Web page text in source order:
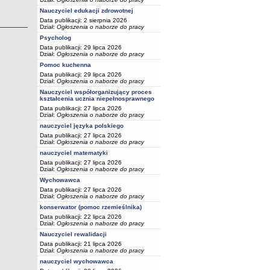
Nauczyciel edukacji zdrowotnej
Data publikacji: 2 sierpnia 2026
Dział: Ogłoszenia o naborze do pracy
Psycholog
Data publikacji: 29 lipca 2026
Dział: Ogłoszenia o naborze do pracy
Pomoc kuchenna
Data publikacji: 29 lipca 2026
Dział: Ogłoszenia o naborze do pracy
Nauczyciel współorganizujący proces
kształcenia ucznia niepełnosprawnego
Data publikacji: 27 lipca 2026
Dział: Ogłoszenia o naborze do pracy
nauczyciel języka polskiego
Data publikacji: 27 lipca 2026
Dział: Ogłoszenia o naborze do pracy
nauczyciel matematyki
Data publikacji: 27 lipca 2026
Dział: Ogłoszenia o naborze do pracy
Wychowawca
Data publikacji: 27 lipca 2026
Dział: Ogłoszenia o naborze do pracy
konserwator (pomoc rzemieślnika)
Data publikacji: 22 lipca 2026
Dział: Ogłoszenia o naborze do pracy
Nauczyciel rewalidacji
Data publikacji: 21 lipca 2026
Dział: Ogłoszenia o naborze do pracy
nauczyciel wychowawca